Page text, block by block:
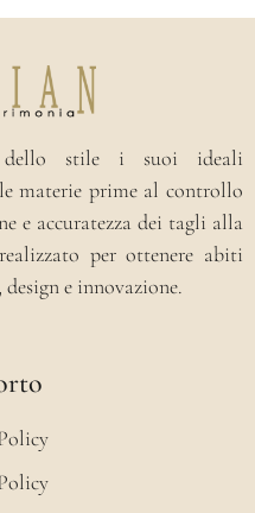
stile i suoi ideali
materie prime al controllo
e accuratezza dei tagli alla
per ottenere abiti
e innovazione.